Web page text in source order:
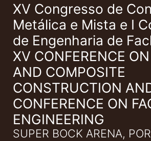
XV Congresso de
Metálica e Mista e I
de Engenharia de
XV CONFERENCE
AND COMPOSITE
CONSTRUCTION
CONFERENCE ON
ENGINEERING
SUPER BOCK ARENA,